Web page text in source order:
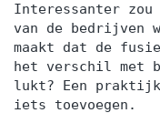
Interessanter
van de bedrijven
maakt dat de
het verschil met
lukt? Een
iets toevoegen.